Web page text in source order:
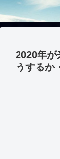
2020年が
うするか